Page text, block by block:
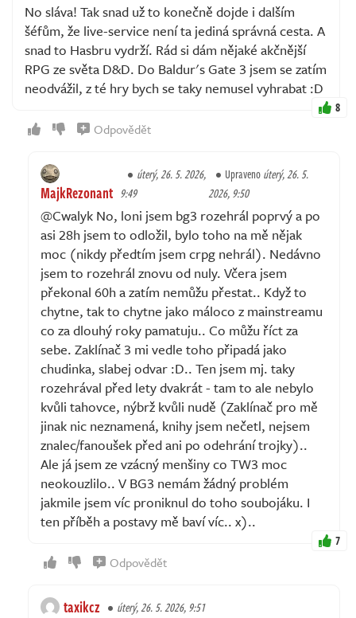
No sláva! Tak snad už to konečně dojde i dalším
šéfům, že live-service není ta jediná správná cesta. A
snad to Hasbru vydrží. Rád si dám nějaké akčnější
RPG ze světa D&D. Do Baldur's Gate 3 jsem se zatím
neodvážil, z té hry bych se taky nemusel vyhrabat :D
8
Odpovědět
MajkRezonant
úterý, 26. 5. 2026,
9:49
Upravenoúterý, 26. 5.
2026, 9:50
@Cwalyk No, loni jsem bg3 rozehrál poprvý a po
asi 28h jsem to odložil, bylo toho na mě nějak
moc (nikdy předtím jsem crpg nehrál). Nedávno
jsem to rozehrál znovu od nuly. Včera jsem
překonal 60h a zatím nemůžu přestat.. Když to
chytne, tak to chytne jako máloco z mainstreamu
co za dlouhý roky pamatuju.. Co můžu říct za
sebe. Zaklínač 3 mi vedle toho připadá jako
chudinka, slabej odvar :D.. Ten jsem mj. taky
rozehrával před lety dvakrát - tam to ale nebylo
kvůli tahovce, nýbrž kvůli nudě (Zaklínač pro mě
jinak nic neznamená, knihy jsem nečetl, nejsem
znalec/fanoušek před ani po odehrání trojky)..
Ale já jsem ze vzácný menšiny co TW3 moc
neokouzlilo.. V BG3 nemám žádný problém
jakmile jsem víc proniknul do toho soubojáku. I
ten příběh a postavy mě baví víc.. x)..
7
Odpovědět
taxikcz úterý, 26. 5. 2026, 9:51